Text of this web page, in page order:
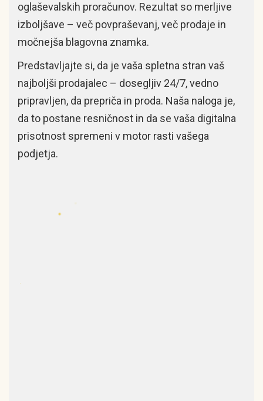
oglaševalskih proračunov. Rezultat so merljive
izboljšave – več povpraševanj, več prodaje in
močnejša blagovna znamka.
Predstavljajte si, da je vaša spletna stran vaš
najboljši prodajalec – dosegljiv 24/7, vedno
pripravljen, da prepriča in proda. Naša naloga je,
da to postane resničnost in da se vaša digitalna
prisotnost spremeni v motor rasti vašega
podjetja.